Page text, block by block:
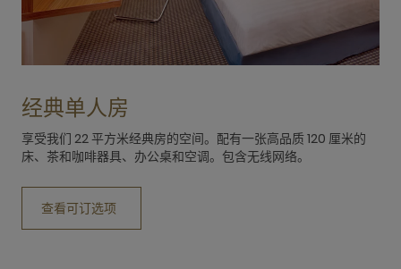
经典单人房
享受我们 22 平方米经典房的空间。配有一张高品质 120 厘米的
床、茶和咖啡器具、办公桌和空调。包含无线网络。
查看可订选项